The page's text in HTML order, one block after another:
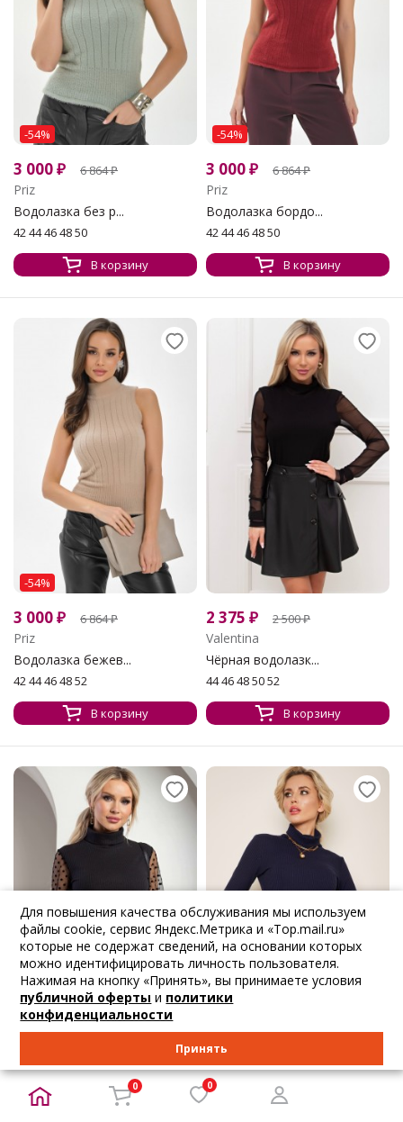
-54%
3 000₽ 6 864₽
Priz
Водолазка без р...
42 44 46 48 50
В корзину
-54%
3 000₽ 6 864₽
Priz
Водолазка бордо...
42 44 46 48 50
В корзину
-54%
3 000₽ 6 864₽
Priz
Водолазка бежев...
42 44 46 48 52
В корзину
2 375 ₽ 2 500₽
Valentina
Чёрная водолазк...
44 46 48 50 52
В корзину
2 645₽ 2 784₽
Valentina
Красивая женска...
-26%
1 723₽ 2 452₽
Valentina
Симпатичная жен...
Для повышения качества обслуживания мы используем
файлы cookie, сервис Яндекс.Метрика и «Top.mail.ru»
которые не содержат сведений, на основании которых
можно идентифицировать личность пользователя.
Нажимая на кнопку «Принять», вы принимаете условия
публичной оферты и политики
конфиденциальности
Принять
0 0